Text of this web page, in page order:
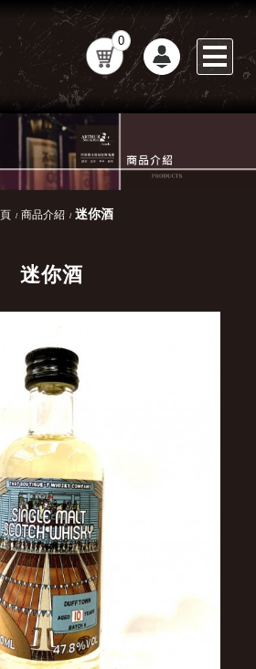
0
商品介紹 迷你酒
迷你酒